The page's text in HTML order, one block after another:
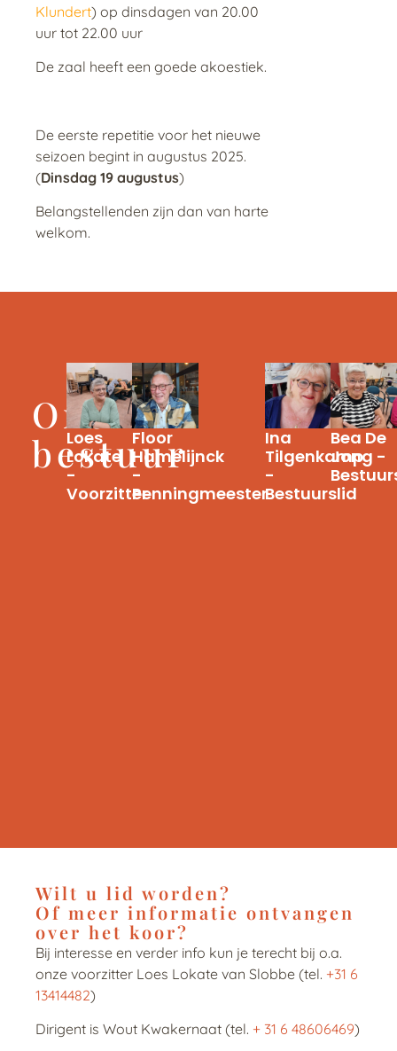
Klundert) op dinsdagen van 20.00
uur tot 22.00 uur
De zaal heeft een goede akoestiek.
De eerste repetitie voor het nieuwe
seizoen begint in augustus 2025.
(Dinsdag 19 augustus)
Belangstellenden zijn dan van harte
welkom.
Ons
bestuur
Loes
Lokate
-
Voorzitter
Floor
Hamelijnck
-
Penningmeester
Ina
Tilgenkamp
-
Bestuurslid
Bea De
Jong -
Wilt u lid worden?
Of meer informatie ontvangen
over het koor?
Bij interesse en verder info kun je terecht bij o.a.
onze voorzitter Loes Lokate van Slobbe (tel. +31 6
13414482)
Dirigent is Wout Kwakernaat (tel. + 31 6 48606469)